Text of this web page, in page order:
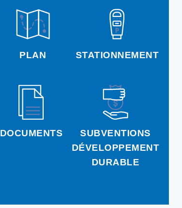
PLAN STATIONNEMENT
DOCUMENTS
SUBVENTIONS
DÉVELOPPEMENT
DURABLE